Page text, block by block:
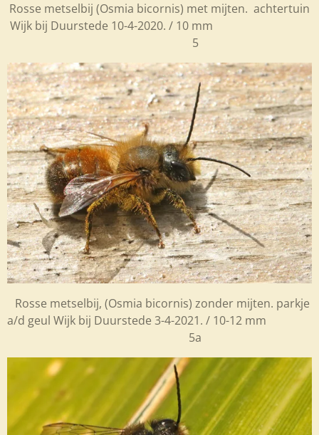
Rosse metselbij (Osmia bicornis) met mijten. achtertuin
Wijk bij Duurstede 10-4-2020. / 10 mm
5
Rosse metselbij, (Osmia bicornis) zonder mijten. parkje
a/d geul Wijk bij Duurstede 3-4-2021. / 10-12 mm
5a